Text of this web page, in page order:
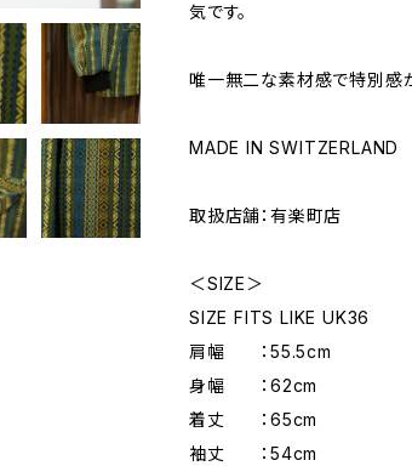
気です。
唯一無二な素材感で特別感
MADE IN SWITZERLAND
取扱店舗：有楽町店
＜SIZE＞
SIZE FITS LIKE UK36
肩幅 ：55.5cm
身幅 ：62cm
着丈 ：65cm
袖丈 ：54cm